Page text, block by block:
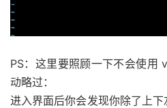
PS：这里要照顾一下不会使用
动略过：
进入界面后你会发现你除了上